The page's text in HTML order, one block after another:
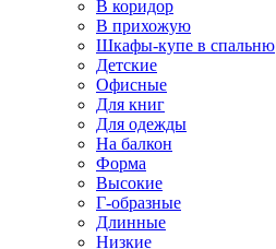
В коридор
В прихожую
Шкафы-купе в спальню
Детские
Офисные
Для книг
Для одежды
На балкон
Форма
Высокие
Г-образные
Длинные
Низкие